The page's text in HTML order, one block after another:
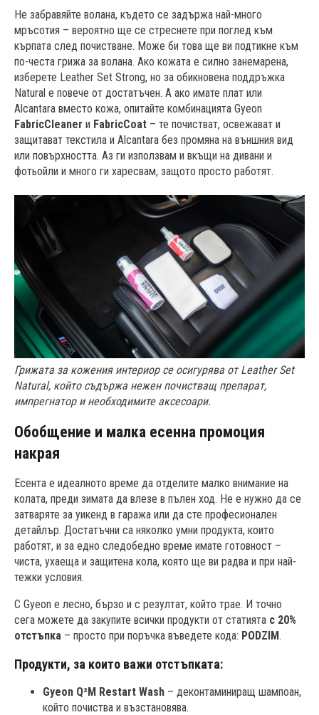
Не забравяйте волана, където се задържа най-много
мръсотия – вероятно ще се стреснете при поглед към
кърпата след почистване. Може би това ще ви подтикне към
по-честа грижа за волана. Ако кожата е силно занемарена,
изберете Leather Set Strong, но за обикновена поддръжка
Natural е повече от достатъчен. А ако имате плат или
Alcantara вместо кожа, опитайте комбинацията Gyeon
FabricCleaner и FabricCoat – те почистват, освежават и
защитават текстила и Alcantara без промяна на външния вид
или повърхността. Аз ги използвам и вкъщи на дивани и
фотьойли и много ги харесвам, защото просто работят.
Грижата за кожения интериор се осигурява от Leather Set
Natural, който съдържа нежен почистващ препарат,
импрегнатор и необходимите аксесоари.
Обобщение и малка есенна промоция
накрая
Есента е идеалното време да отделите малко внимание на
колата, преди зимата да влезе в пълен ход. Не е нужно да се
затваряте за уикенд в гаража или да сте професионален
детайлър. Достатъчни са няколко умни продукта, които
работят, и за едно следобедно време имате готовност –
чиста, ухаеща и защитена кола, която ще ви радва и при най-
тежки условия.
С Gyeon е лесно, бързо и с резултат, който трае. И точно
сега можете да закупите всички продукти от статията с 20%
отстъпка – просто при поръчка въведете кода: PODZIM.
Продукти, за които важи отстъпката:
Gyeon Q²M Restart Wash – деконтаминиращ шампоан,
който почиства и възстановява.